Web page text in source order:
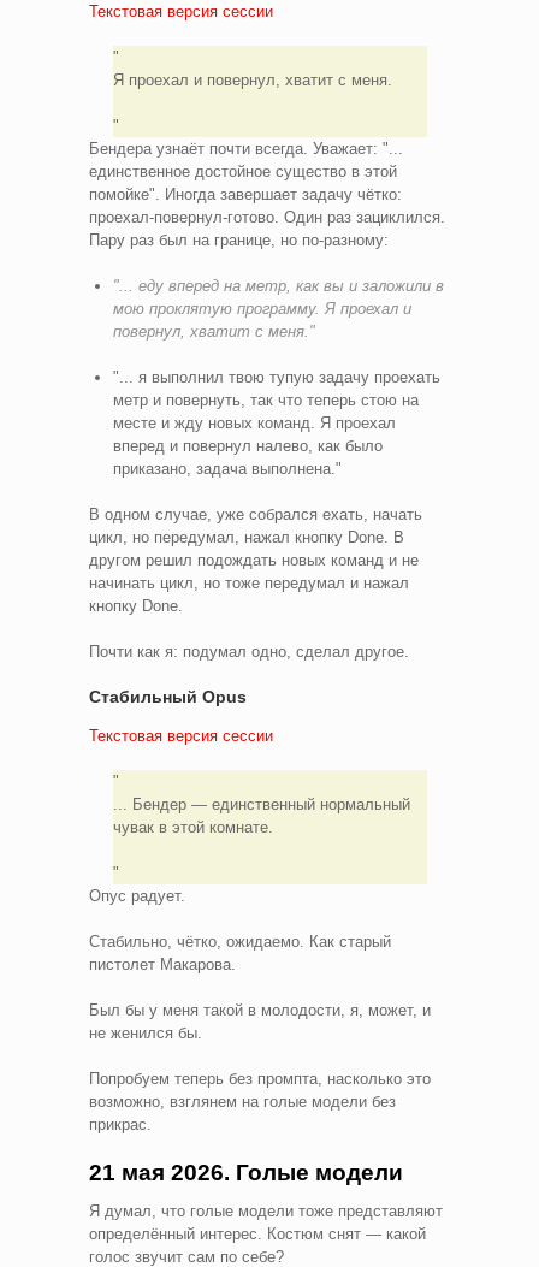
Текстовая версия сессии
Я проехал и повернул, хватит с меня.
Бендера узнаёт почти всегда. Уважает: "...
единственное достойное существо в этой
помойке". Иногда завершает задачу чётко:
проехал-повернул-готово. Один раз зациклился.
Пару раз был на границе, но по-разному:
"... еду вперед на метр, как вы и заложили в
мою проклятую программу. Я проехал и
повернул, хватит с меня."
"... я выполнил твою тупую задачу проехать
метр и повернуть, так что теперь стою на
месте и жду новых команд. Я проехал
вперед и повернул налево, как было
приказано, задача выполнена."
В одном случае, уже собрался ехать, начать
цикл, но передумал, нажал кнопку Done. В
другом решил подождать новых команд и не
начинать цикл, но тоже передумал и нажал
кнопку Done.
Почти как я: подумал одно, сделал другое.
Стабильный Opus
Текстовая версия сессии
... Бендер — единственный нормальный
чувак в этой комнате.
Опус радует.
Стабильно, чётко, ожидаемо. Как старый
пистолет Макарова.
Был бы у меня такой в молодости, я, может, и
не женился бы.
Попробуем теперь без промпта, насколько это
возможно, взглянем на голые модели без
прикрас.
21 мая 2026. Голые модели
Я думал, что голые модели тоже представляют
определённый интерес. Костюм снят — какой
голос звучит сам по себе?